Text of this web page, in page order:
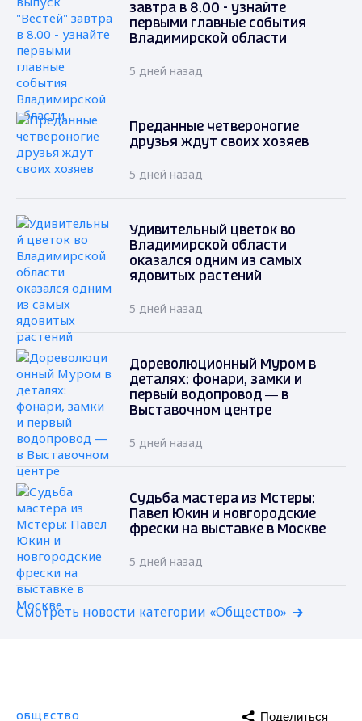
завтра в 8.00 - узнайте
первыми главные события
Владимирской области
5 дней назад
Преданные четвероногие
друзья ждут своих хозяев
5 дней назад
Удивительный цветок во
Владимирской области
оказался одним из самых
ядовитых растений
5 дней назад
Дореволюционный Муром в
деталях: фонари, замки и
первый водопровод — в
Выставочном центре
5 дней назад
Судьба мастера из Мстеры:
Павел Юкин и новгородские
фрески на выставке в Москве
5 дней назад
Смотреть новости категории «Общество»
ОБЩЕСТВО Поделиться